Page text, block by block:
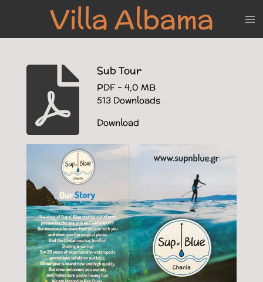
springen
Villa Albama
Sub Tour
PDF – 4,0 MB
513 Downloads
Download